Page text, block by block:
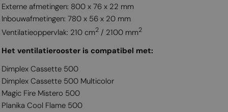
Externe afmetingen: 800 x 76 x 22 mm
Inbouwafmetingen: 780 x 56 x 20 mm
Ventilatieoppervlak: 210 cm2/ 2100 mm2
Het ventilatierooster is compatibel met:
Dimplex Cassette 500
Dimplex Cassette 500 Multicolor
Magic Fire Mistero 500
Planika Cool Flame 500